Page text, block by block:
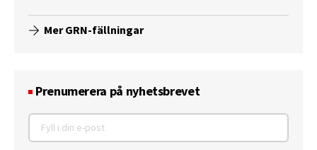
Mer GRN-fällningar
Prenumerera på nyhetsbrevet